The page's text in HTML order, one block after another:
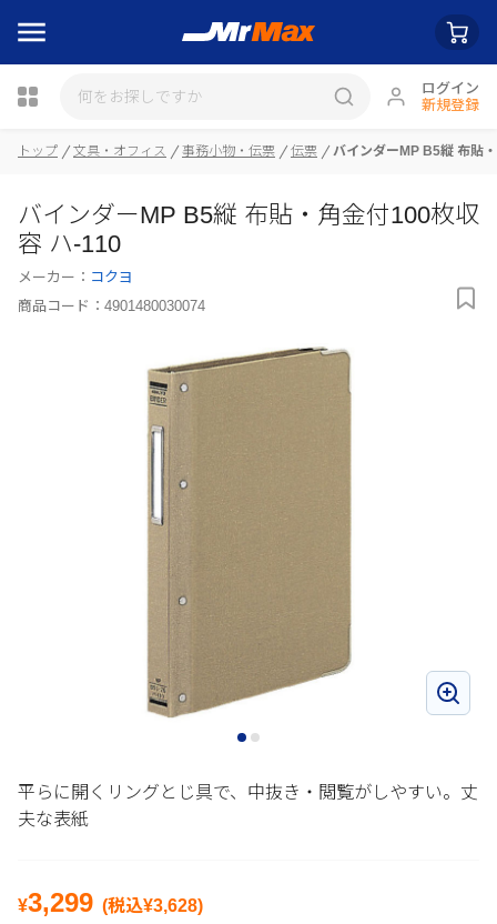
ログイン
新規登録
トップ 文具・オフィス 事務小物・伝票 伝票 バインダーMP B5縦 布貼
バインダーMP B5縦 布貼・角金付100枚収
容 ハ-110
メーカー： コクヨ
商品コード： 4901480030074
平らに開くリングとじ具で、中抜き・閲覧がしやすい。丈
夫な表紙
¥3,299 (税込¥3,628)